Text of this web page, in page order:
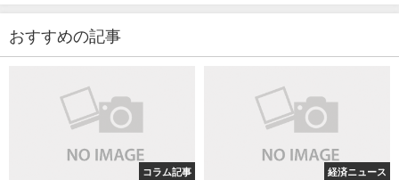
おすすめの記事
コラム記事 経済ニュース